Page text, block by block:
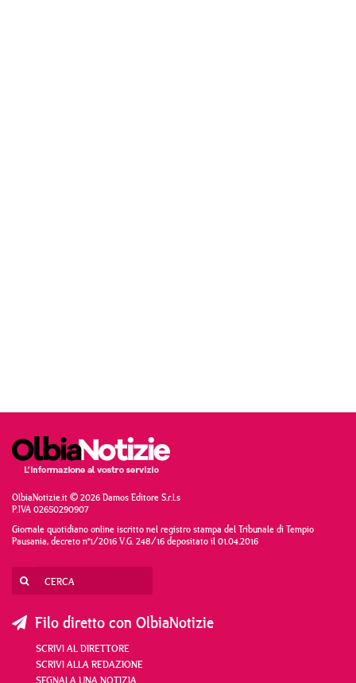
OlbiaNotizie.it © 2026 Damos Editore S.r.l.s
P.IVA 02650290907
Giornale quotidiano online iscritto nel registro stampa del Tribunale di Tempio
Pausania, decreto n°1/2016 V.G. 248/16 depositato il 01.04.2016
Filo diretto con OlbiaNotizie
SCRIVI AL DIRETTORE
SCRIVI ALLA REDAZIONE
SEGNALA UNA NOTIZIA